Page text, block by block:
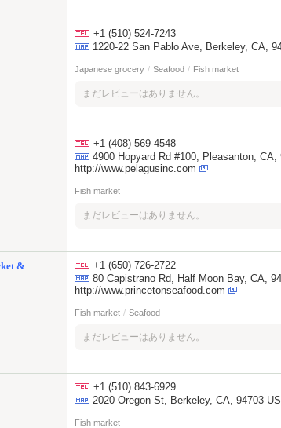
+1 (510) 524-7243
1220-22 San Pablo Ave, Berkeley, CA,
Japanese grocery / Seafood / Fish market
まだレビューはありません。
+1 (408) 569-4548
4900 Hopyard Rd #100, Pleasanton, CA,
http://www.pelagusinc.com
Fish market
まだレビューはありません。
&
+1 (650) 726-2722
80 Capistrano Rd, Half Moon Bay, CA,
http://www.princetonseafood.com
Fish market / Seafood
まだレビューはありません。
+1 (510) 843-6929
2020 Oregon St, Berkeley, CA, 94703 US
Fish market